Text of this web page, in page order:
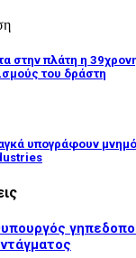
στην πλάτη η
του δράστη
υπογράφουν